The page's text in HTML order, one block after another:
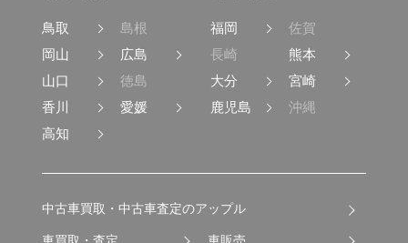
鳥取
島根
岡山
広島
山口
徳島
香川
愛媛
高知
福岡
佐賀
長崎
熊本
大分
宮崎
鹿児島
沖縄
中古車買取・中古車査定のアップル